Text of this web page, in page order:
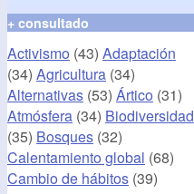
+ consultado
Activismo (43) Adaptación
(34) Agricultura (34)
Alternativas (53) Ártico (31)
Atmósfera (34) Biodiversidad
(35) Bosques (32)
Calentamiento global (68)
Cambio de hábitos (39)